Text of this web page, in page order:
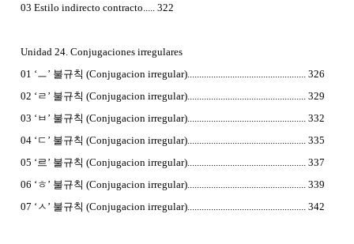
03 Estilo indirecto contracto..... 322
Unidad 24. Conjugaciones irregulares
01 ‘ㅡ’ 불규칙 (Conjugacion irregular).................................................. 326
02 ‘ㄹ’ 불규칙 (Conjugacion irregular).................................................. 329
03 ‘ㅂ’ 불규칙 (Conjugacion irregular).................................................. 332
04 ‘ㄷ’ 불규칙 (Conjugacion irregular).................................................. 335
05 ‘르’ 불규칙 (Conjugacion irregular).................................................. 337
06 ‘ㅎ’ 불규칙 (Conjugacion irregular).................................................. 339
07 ‘ㅅ’ 불규칙 (Conjugacion irregular).................................................. 342